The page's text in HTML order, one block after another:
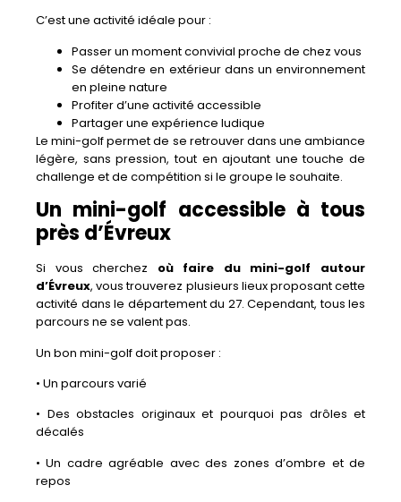
C’est une activité idéale pour :
Passer un moment convivial proche de chez vous
Se détendre en extérieur dans un environnement
en pleine nature
Profiter d’une activité accessible
Partager une expérience ludique
Le mini-golf permet de se retrouver dans une ambiance
légère, sans pression, tout en ajoutant une touche de
challenge et de compétition si le groupe le souhaite.
Un mini-golf accessible à tous
près d’Évreux
Si vous cherchez où faire du mini-golf autour
d’Évreux, vous trouverez plusieurs lieux proposant cette
activité dans le département du 27. Cependant, tous les
parcours ne se valent pas.
Un bon mini-golf doit proposer :
• Un parcours varié
• Des obstacles originaux et pourquoi pas drôles et
décalés
• Un cadre agréable avec des zones d’ombre et de
repos